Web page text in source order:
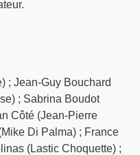
; Jean-Guy Bouchard
; Sabrina Boudot
Côté (Jean-Pierre
Di Palma) ; France
(Lastic Choquette) ;